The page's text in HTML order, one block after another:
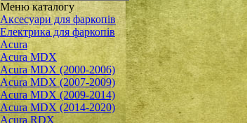
Менюкаталогу
Аксесуари для фаркопів
Електрика для фаркопів
Acura
Acura MDX
Acura MDX (2000-2006)
Acura MDX (2007-2009)
Acura MDX (2009-2014)
Acura MDX (2014-2020)
Acura RDX